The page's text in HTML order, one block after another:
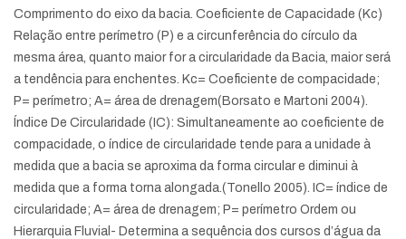
Comprimento do eixo da bacia. Coeficiente de Capacidade (Kc)
Relação entre perímetro (P) e a circunferência do círculo da
mesma área, quanto maior for a circularidade da Bacia, maior será
a tendência para enchentes. Kc= Coeficiente de compacidade;
P= perímetro; A= área de drenagem(Borsato e Martoni 2004).
Índice De Circularidade (IC): Simultaneamente ao coeficiente de
compacidade, o índice de circularidade tende para a unidade à
medida que a bacia se aproxima da forma circular e diminui à
medida que a forma torna alongada.(Tonello 2005). IC= índice de
circularidade; A= área de drenagem; P= perímetro Ordem ou
Hierarquia Fluvial- Determina a sequência dos cursos d’água da